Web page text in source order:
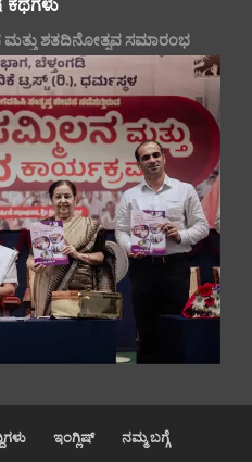
ಕಥೆಗಳು
ಮತ್ತು ಶತದಿನೋತ್ಸವ ಸಮಾರಂಭ
ಇಂಗ್ಲಿಷ್ ನಮ್ಮ ಬಗ್ಗೆ